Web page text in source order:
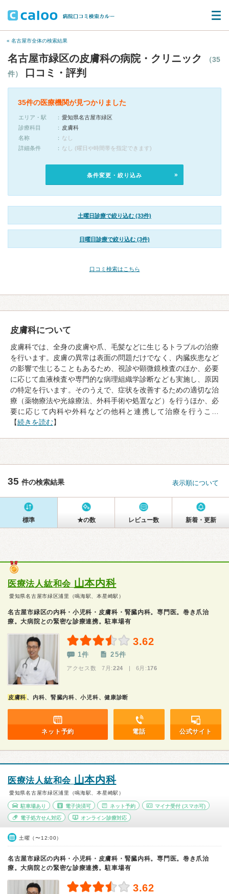
« 名古屋市全体の検索結果
名古屋市緑区の皮膚科の病院・クリニック
（35
件）
口コミ・評判
35件の医療機関が見つかりました
エリア・駅
愛知県名古屋市緑区
診療科目
皮膚科
名称
なし
詳細条件
なし (曜日や時間帯を指定できます)
条件変更・絞り込み
土曜日診療で絞り込む (33件)
日曜日診療で絞り込む (3件)
口コミ検索はこちら
皮膚科について
皮膚科では、全身の皮膚や爪、毛髪などに生じるトラブルの治療
を行います。皮膚の異常は表面の問題だけでなく、内臓疾患など
の影響で生じることもあるため、視診や顕微鏡検査のほか、必要
に応じて血液検査や専門的な病理組織学診断なども実施し、原因
の特定を行います。そのうえで、症状を改善するための適切な治
療（薬物療法や光線療法、外科手術や処置など）を行うほか、必
要に応じて内科や外科などの他科と連携して治療を行うこ…
【続きを読む】
35 件の検索結果 表示順について
標準 ★の数 レビュー数 新着・更新
医療法人紘和会 山本内科
愛知県名古屋市緑区浦里（鳴海駅、本星崎駅）
名古屋市緑区の内科・小児科・皮膚科・腎臓内科。専門医。巻き爪治
療。大病院との緊密な診療連携。駐車場有
3.62
1件 25件
アクセス数 7月:224 | 6月: 176
皮膚科 、内科、腎臓内科、小児科、健康診断
ネット予約 電話 公式サイト
医療法人紘和会 山本内科
愛知県名古屋市緑区浦里（鳴海駅、本星崎駅）
駐車場あり 電子決済可 ネット予約 マイナ受付 (スマホ可)
電子処方せん対応 オンライン診療対応
土曜（〜12:00）
名古屋市緑区の内科・小児科・皮膚科・腎臓内科。専門医。巻き爪治
療。大病院との緊密な診療連携。駐車場有
3.62